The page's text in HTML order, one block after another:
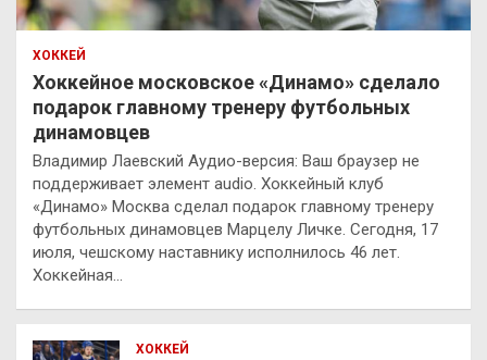
ХОККЕЙ
Хоккейное московское «Динамо» сделало
подарок главному тренеру футбольных
динамовцев
Владимир Лаевский Аудио-версия: Ваш браузер не
поддерживает элемент audio. Хоккейный клуб
«Динамо» Москва сделал подарок главному тренеру
футбольных динамовцев Марцелу Личке. Сегодня, 17
июля, чешскому наставнику исполнилось 46 лет.
Хоккейная…
ХОККЕЙ